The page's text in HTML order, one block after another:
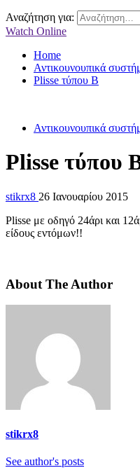
Αναζήτηση για:
Watch Online
Home
Αντικουνουπικά
Plisse τύπου Β
Αντικουνουπικά
Plisse τύπου
stikrx8 26 Ιανουαρίου 2015
Plisse με οδηγό 24άρι και
είδους εντόμων!!
About The Author
stikrx8
See author's posts